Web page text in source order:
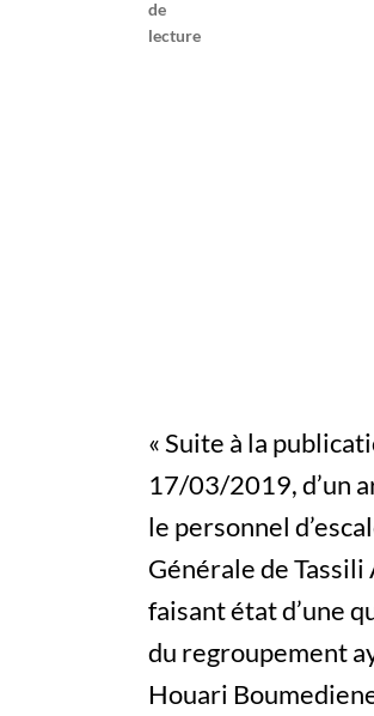
« Suite à la
17/03/2019, d’un
le personnel
Générale de
faisant état d’une
du regroupement
Houari